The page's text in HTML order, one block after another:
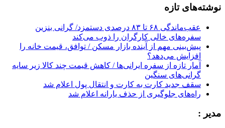
نوشته‌های تازه
عقب‌ماندگی ۶۸ تا ۸۳ درصدی دستمزد/ گرانی بنزین
سفره‌های خالی کارگران را ذوب می‌کند
پیش‌بینی مهم از آینده بازار مسکن / توافق، قیمت خانه را
افزایش می‌دهد؟
آمار تازه از سفره ایرانی‌ها / کاهش قیمت چند کالا زیر سایه
گرانی‌های سنگین
سقف جدید کارت به کارت و انتقال پول اعلام شد
راه‌های جلوگیری از حذف یارانه اعلام شد
مدیر :